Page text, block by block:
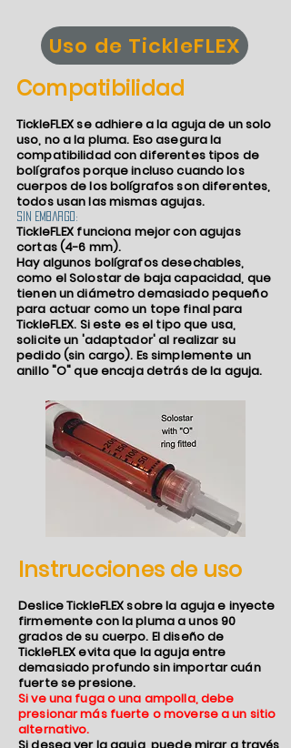
Uso de TickleFLEX
Compatibilidad
TickleFLEX se adhiere a la aguja de un solo
uso, no a la pluma. Eso asegura la
compatibilidad con diferentes tipos de
bolígrafos porque incluso cuando los
cuerpos de los bolígrafos son diferentes,
todos usan las mismas agujas.
Sin embargo:
TickleFLEX funciona mejor con agujas
cortas (4-6 mm).
Hay algunos bolígrafos desechables,
como el Solostar de baja capacidad, que
tienen un diámetro demasiado pequeño
para actuar como un tope final para
TickleFLEX. Si este es el tipo que usa,
solicite un 'adaptador' al realizar su
pedido (sin cargo). Es simplemente un
anillo "O" que encaja detrás de la aguja.
Instrucciones de uso
Deslice TickleFLEX sobre la aguja e inyecte
firmemente con la pluma a unos 90
grados de su cuerpo. El diseño de
TickleFLEX evita que la aguja entre
demasiado profundo sin importar cuán
fuerte se presione.
Si ve una fuga o una ampolla, debe
presionar más fuerte o moverse a un sitio
alternativo.